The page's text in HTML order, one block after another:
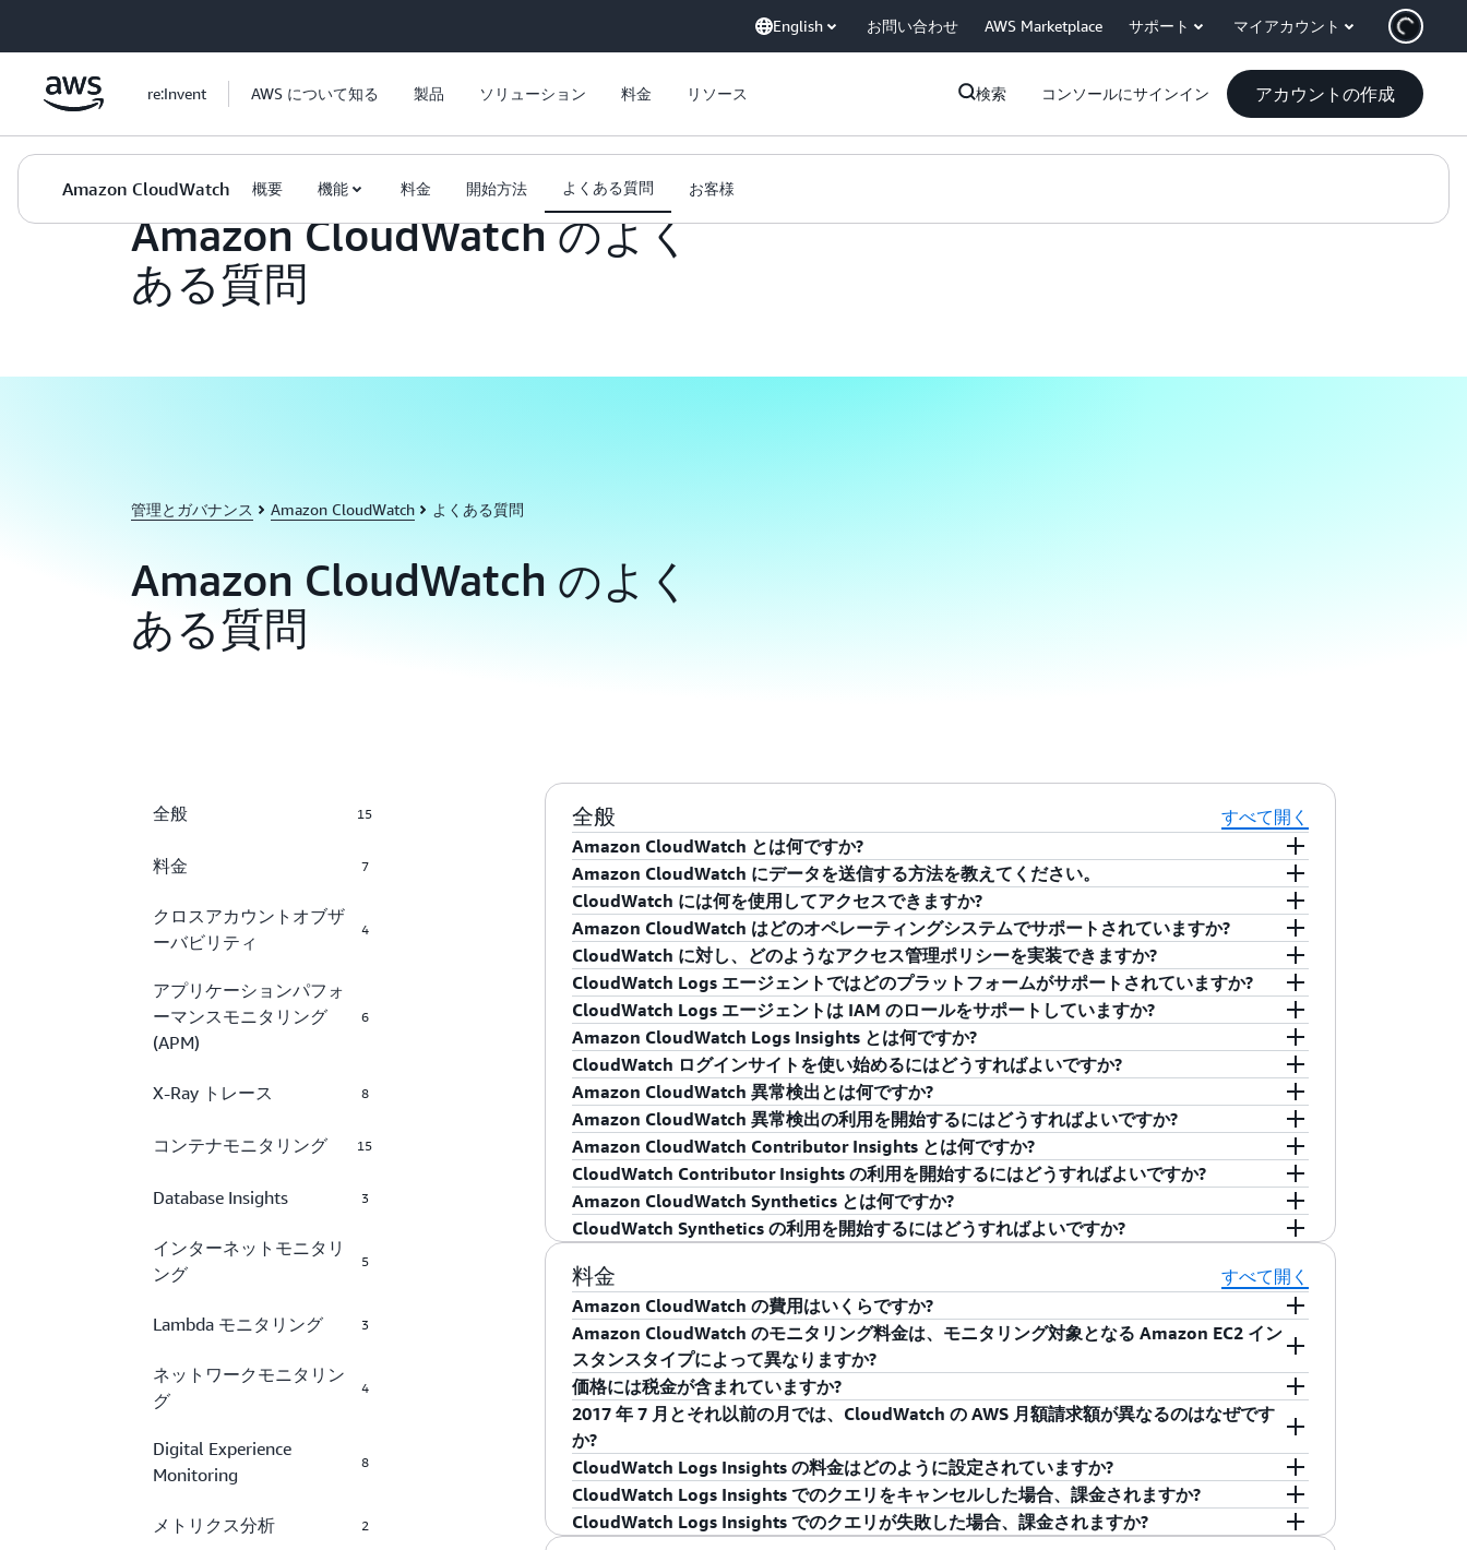
English お問い合わせ AWS Marketplace サポート マイアカウント
re:Invent AWS について知る 製品 ソリューション 料金 リソース 検索 コンソールにサインイン アカウントの作成
Amazon CloudWatch 概要 機能 料金 開始方法 よくある質問 お客様
Amazon CloudWatch のよく
ある質問
管理とガバナンス Amazon CloudWatch よくある質問
Amazon CloudWatch のよく
ある質問
全般 15
料金 7
クロスアカウントオブザ
ーバビリティ
4
アプリケーションパフォ
ーマンスモニタリング
(APM)
6
X-Ray トレース 8
コンテナモニタリング 15
Database Insights 3
インターネットモニタリ
ング
5
Lambda モニタリング 3
ネットワークモニタリン
グ
4
Digital Experience
Monitoring
8
メトリクス分析 2
全般
すべて開く
Amazon CloudWatch とは何ですか?
Amazon CloudWatch は、クラウドリソースと AWS で実行されるアプリケーションの AWS の
モニタリングサービスです。Amazon CloudWatch を使用して、メトリクスを収集/追跡し、ロ
グファイルを収集してモニタリングし、アラームを設定できます。Amazon CloudWatch は、
Amazon EC2 インスタンス、Amazon DynamoDB テーブル、Amazon RDS DB インスタンスな
どの AWS リソース、アプリケーションやサービスに生成されたカスタムメトリクス、オンプ
レミス、ハイブリッド、別のクラウドでホストされる、アプリケーションが生成するあらゆる
ログファイルをモニタリングできます。Amazon CloudWatch を使用して、リソース使用率、
アプリケーションパフォーマンス、オペレーションの状態においてシステム全体の可視性を得
られます。これらのインサイトを使用して対応し、アプリケーションのスムーズな動作を維持
できます。
モニタリングの開始には、AWS のベストプラクティスを組み込んだ自動ダッシュボードを使
用できます。このダッシュボードで、アカウントとリソースに基づいたメトリクスおよびアラ
ームの表示を確認し、パフォーマンスの問題を引き起こす根本的原因をドリルダウンにより簡
単に把握することができます。
Amazon CloudWatch にデータを送信する方法を教えてください。
Amazon CloudWatch では、複数の方法でオペレーション、セキュリティ、コンプライアンス
のデータを収集し、取り込むことができます。CloudWatch Agent を使用して、AWS、オンプ
レミス、マルチクラウドで実行されているホストからメトリクスとログを収集できます。
CloudWatch では OpenTelemetry (OTel) がサポートされているため、任意の OTel 互換エージ
ェントを使用してアプリケーションを設定できます。CloudWatch では、Amazon VPC フロー
ログ、Amazon EKS クラスターログ、Amazon Bedrock AgentCore ログ、AWS CloudTrail 管理
およびデータイベントなど、さまざまな AWS ソースのフルマネージド型のログ取り込み機能
を提供しています。CloudWatch は、一般的なサードパーティデータソース用のマネージド型
コレクターも提供しています。さらに、AWS Lambda を含む多くの AWS サービスは、
CloudWatch と完全に統合されているため、オブザーバビリティに優れています。
CloudWatch には何を使用してアクセスできますか?
Amazon CloudWatch には、API、コマンドラインインターフェイス、AWS SDK、AWS マネジ
メントコンソールからアクセスできます。
Amazon CloudWatch はどのオペレーティングシステムでサポートされていますか?
Amazon CloudWatch は、あらゆる Amazon EC2 インスタンスのメトリクスの受信と提供を行
っています。したがって、現在 Amazon EC2 サービスによってサポートされている、すべての
オペレーティングシステムに対応しています。
CloudWatch に対し、どのようなアクセス管理ポリシーを実装できますか?
Amazon CloudWatch は AWS Identity and Access Management (IAM) と統合されているため、
AWS アカウント内のユーザーが実行できる CloudWatch のアクションを管理者が指定できま
す。例えば、組織内の特定のユーザーのみに GetMetricStatistics の使用を許可するように IAM
ポリシーを作成するとします。そうしたユーザーはその後にアクションを使用してクラウドリ
ソースに関するデータを取得できるようになります。
IAM を使用しても、特定のリソースに対応する CloudWatch データへのアクセスを制御するこ
とはできません。例えば、特定のインスタンスまたは特定のロードバランサーのみについて
CloudWatch データへのアクセスをユーザーに許可することはできません。IAM を使用して付
与されるアクセス許可の対象は、CloudWatch でモニタリングされるすべてのクラウドリソー
はできません。
CloudWatch Logs エージェントではどのプラットフォームがサポートされていますか?
CloudWatch Logs エージェントは、Amazon Linux、Ubuntu、CentOS、Red Hat Enterprise
Linux、Windows に対応しています。このエージェントをインストールすると、ホスト上の
個々のログファイルをモニタリングできるようになります。
CloudWatch Logs エージェントは IAM のロールをサポートしていますか?
はい。CloudWatch ログエージェントは Identity and Access Management (IAM) と統合されてお
り、アクセスキーと IAM ロールの両方がサポートされます。
Amazon CloudWatch Logs Insights とは何ですか?
Amazon CloudWatch Logs Insights とは、インタラクティブな CloudWatch Logs 用ログ分析機
能です。従量課金制で利用できます。ログの検索と視覚化を可能にすることで、デベロッパ
ー、オペレーター、システムエンジニアがアプリケーションを把握し、改善し、デバッグする
のに役立ちます。Logs Insights は CloudWatch と完全に統合されており、ログの管理、調査、
分析を可能にします。Logs とともに CloudWatch メトリクス、アラーム、ダッシュボードを
活用し、アプリケーションの運用を完全に可視化することもできます。これにより、アプリケ
ーションについて把握し、改良を行い、迅速に問題を見つけて修正することが可能になるた
め、革新を促進し続けることができます。集計、フィルター、正規表現を使用してクエリを記
述し、ログから実用的なインサイトを引き出すことができます。また、時系列データを視覚化
し、個別のログイベントにドリルダウンして、クエリ結果を CloudWatch ダッシュボードにエ
クスポートすることもできます。
CloudWatch ログインサイトを使い始めるにはどうすればよいですか?
今すぐ Logs Insights を使用して、CloudWatch Logs に送信されているすべてのログにクエリ
を実行できます。セットアップの必要はなく、インフラストラクチャの管理も不要です。Logs
Insights には、AWS マネジメントコンソールか、AWS SDK を使用してプログラムしたアプリ
ケーション経由でアクセスできます。
Amazon CloudWatch 異常検出とは何ですか?
Amazon CloudWatch 異常検出は、機械学習アルゴリズムを適用して、システムとアプリケー
ションの単一の時系列を継続的に分析し、通常のベースラインを明らかにして、最小限のユー
ザー介入で異常を特定します。時刻、曜日の季節性、変化する傾向などの自然なメトリクスパ
ターンに基づいて、しきい値を自動調整するアラームを作成できます。また、ダッシュボード
上の異常検出バンドを使用してメトリクスを視覚化して、メトリクスの予期しない変化をモニ
タリング、分離、トラブルシューティングすることもできます。
Amazon CloudWatch 異常検出の利用を開始するにはどうすればよいですか?
異常検出の使用を開始するのは簡単です。CloudWatch コンソールで、ナビゲーションペイン
の [アラーム] に移動してアラームを作成するか、または [メトリクス] から開始して、メトリ
クスの想定値をバンドとしてグラフにオーバーレイします。AWS CLI、AWS SDK、または AWS
CloudFormation テンプレートを使用して、異常検出を有効にすることもできます。詳細につ
いては、CloudWatch
Amazon CloudWatch Contributor Insights とは何ですか?
Amazon CloudWatch に Contributor Insights が含まれるようになりました。このため、システ
ムパフォーマンスに最も影響を及ぼしているコントリビューターを表示する時系列データの分
析が可能になりました。Contributor Insights を一度セットアップしてしまえば、それ以降ユー
ザーによる操作は必要なく、継続的に実行することができます。この機能により、デベロッパ
ーや操作担当者は、オペレーションイベントの発生中に、問題の分離、診断、修正を迅速に実
行できます。
CloudWatch Contributor Insights の利用を開始するにはどうすればよいですか?
CloudWatch コンソールで、ナビゲーションペインから Contributor Insights を開き、
Contributor Insights ルールを作成します。AWS CLI、AWS SDK、または AWS CloudFormation
テンプレートを使用して、Contributor Insights を有効にすることもできます。Contributor
Insights は、すべての AWS 商用リージョンで利用可能です。詳細については、CloudWatch
Contributor Insights のドキュメントをご覧ください。
Amazon CloudWatch Synthetics とは何ですか?
Amazon CloudWatch Synthetics を使用すると、アプリケーションエンドポイントのモニタリ
ングが簡単になります。CloudWatch Synthetics は 24 時間 365 日、エンドポイントでテスト
を実行し、アプリケーションエンドポイントで予期しない動作を発見した場合にはすぐに警告
します。これらのテストには、可用性、レイテンシー、トランザクション、壊れているか途切
れたリンク、タスクのステップごとの完了、ページロードエラー、UI アセットのロードレイテ
ンシー、複雑なウィザードのフロー、アプリケーションでのチェックアウトフローなどをモニ
タリングするようにカスタマイズできます。また、CloudWatch Synthetics を使用して、警告
を発しているアプリケーションエンドポイントを分離し、インフラストラクチャの下層にある
問題と照合することもできるため、解決のための平均時間を短縮できます。
CloudWatch Synthetics の利用を開始するにはどうすればよいですか?
CloudWatch Synthetics は簡単に使用を開始できます。最初に渡す Canary は数分で作成できま
す。詳細については、Amazon CloudWatch Synthetics のドキュメントをご覧ください。
料金
すべて開く
Amazon CloudWatch の費用はいくらですか?
最新情報については、 料金ページをご覧ください。
Amazon CloudWatch のモニタリング料金は、モニタリング対象となる Amazon EC2 イン
スタンスタイプによって異なりますか?
すべての Amazon EC2 インスタンスタイプは、キーの正常性とパフォーマンスメトリクスを無
料で CloudWatch に自動送信します。EC2 の詳細モニタリングを有効にすると、インスタンス
の CloudWatch に送信されたメトリクスの数に基づいてカスタムメトリックの料金が発生しま
す。インスタンスに送信されるメトリクスの数は、インスタンスタイプによって異なります。
詳細については、「インスタンスで利用可能な CloudWatch メトリクス」をご覧ください。
価格には税金が含まれていますか?
別途記載がない限り、表示される料金には付加価値税、売上税などの税金および関税は一切含
まれません。詳細をご覧ください。
2017 年 7 月とそれ以前の月では、CloudWatch の AWS 月額請求額が異なるのはなぜです
か?
2017 年 7 月以前、CloudWatch の料金は、AWS 請求書およびコストと使用状況のレポートで
2 つの異なるセクションに分割されていました。これまでの経緯から、CloudWatch Alarms、
CloudWatch Metrics、CloudWatch API の使用料金はお客様の請求書の「Elastic Compute
CloudWatch Logs Insights の料金はどのように設定されていますか?
Logs Insights の料金はクエリ単位です。クエリでスキャンされて取り込まれたログデータの量
に基づき課金されます。料金の詳細については、CloudWatch の料金をご覧ください。
CloudWatch Logs Insights でのクエリをキャンセルした場合、課金されますか?
はい。手動でクエリをキャンセルした場合、クエリをキャンセルした時点までにスキャンし取
CloudWatch Logs Insights でのクエリが失敗した場合、課金されますか?